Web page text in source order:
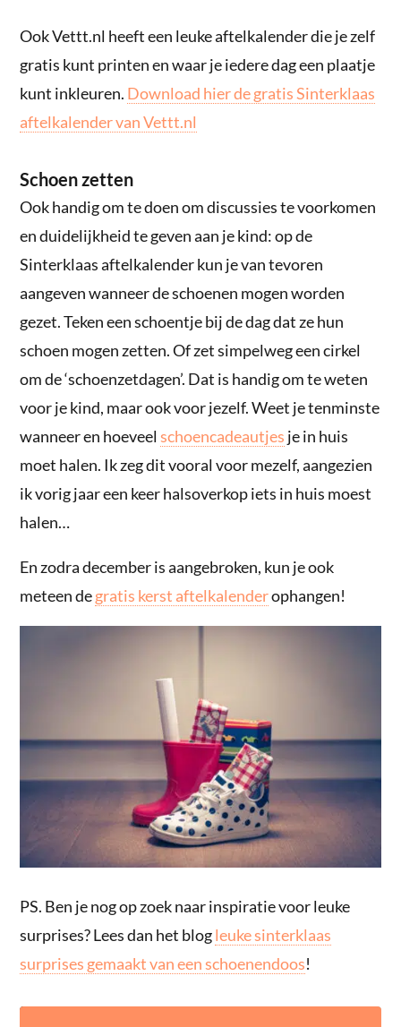
Ook Vettt.nl heeft een leuke aftelkalender die je zelf
gratis kunt printen en waar je iedere dag een plaatje
kunt inkleuren. Download hier de gratis Sinterklaas
aftelkalender van Vettt.nl
Schoen zetten
Ook handig om te doen om discussies te voorkomen
en duidelijkheid te geven aan je kind: op de
Sinterklaas aftelkalender kun je van tevoren
aangeven wanneer de schoenen mogen worden
gezet. Teken een schoentje bij de dag dat ze hun
schoen mogen zetten. Of zet simpelweg een cirkel
om de ‘schoenzetdagen’. Dat is handig om te weten
voor je kind, maar ook voor jezelf. Weet je tenminste
wanneer en hoeveelschoencadeautjes je in huis
moet halen. Ik zeg dit vooral voor mezelf, aangezien
ik vorig jaar een keer halsoverkop iets in huis moest
halen…
En zodra december is aangebroken, kun je ook
meteen degratis kerst aftelkalenderophangen!
PS. Ben je nog op zoek naar inspiratie voor leuke
surprises? Lees dan het blogleuke sinterklaas
surprises gemaakt van een schoenendoos!